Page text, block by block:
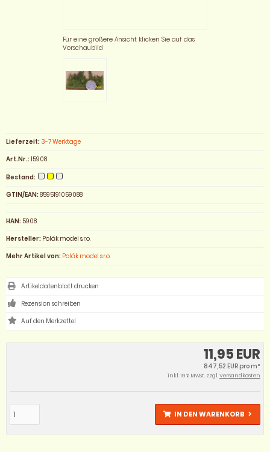
Für eine größere Ansicht klicken Sie auf das
Vorschaubild
11,95 EUR
847,52 EUR pro m²
inkl. 19 % MwSt. zzgl.Versandkosten
IN DEN WARENKORB
Lieferzeit: 3-7 Werktage
Art.Nr.:15908
Bestand:
GTIN/EAN:8595191059088
HAN: 5908
Hersteller: Polák model s.r.o.
Mehr Artikel von: Polák model s.r.o.
Artikeldatenblatt drucken
Rezension schreiben